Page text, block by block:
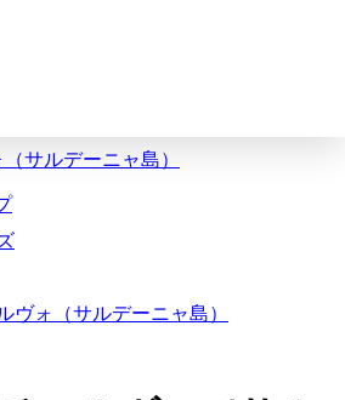
サルデーニャ島）
ヴォ（サルデーニャ島）